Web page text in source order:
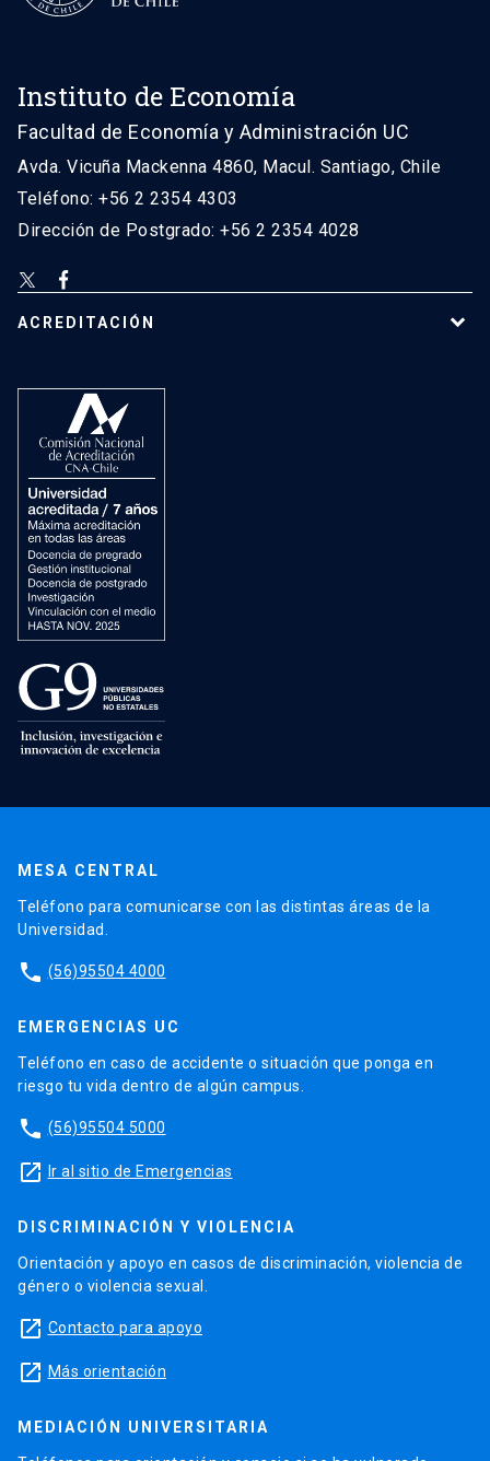
Instituto de Economía
Facultad de Economía y Administración UC
Avda. Vicuña Mackenna 4860, Macul. Santiago, Chile
Teléfono: +56 2 2354 4303
Dirección de Postgrado: +56 2 2354 4028
ACREDITACIÓN
MESA CENTRAL
Teléfono para comunicarse con las distintas áreas de la
Universidad.
phone (56)95504 4000
EMERGENCIAS UC
Teléfono en caso de accidente o situación que ponga en
riesgo tu vida dentro de algún campus.
phone (56)95504 5000
launch Ir al sitio de Emergencias
DISCRIMINACIÓN Y VIOLENCIA
Orientación y apoyo en casos de discriminación, violencia de
género o violencia sexual.
launch Contacto para apoyo
launch Más orientación
MEDIACIÓN UNIVERSITARIA